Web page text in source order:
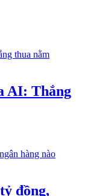
AI: Thắng
đồng,